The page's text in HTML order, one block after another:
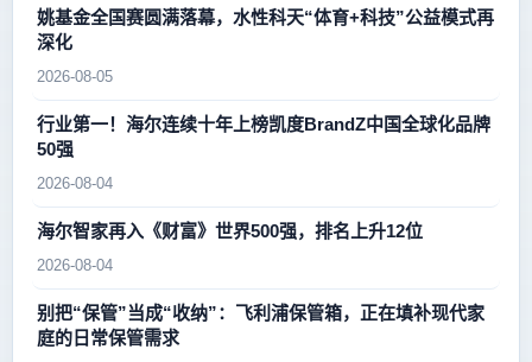
姚基金全国赛圆满落幕，水性科天“体育+科技”公益模式再
深化
2026-08-05
行业第一！海尔连续十年上榜凯度BrandZ中国全球化品牌
50强
2026-08-04
海尔智家再入《财富》世界500强，排名上升12位
2026-08-04
别把“保管”当成“收纳”：飞利浦保管箱，正在填补现代家
庭的日常保管需求